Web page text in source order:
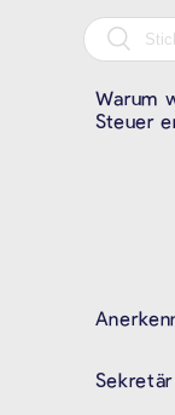
Warum
Steuer